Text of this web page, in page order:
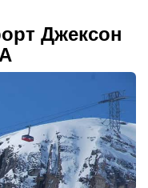
Джексон